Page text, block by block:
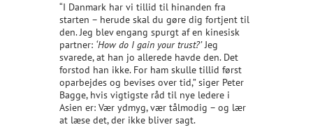
“I Danmark har vi tillid til hinanden fra
starten – herude skal du gøre dig fortjent til
den. Jeg blev engang spurgt af en kinesisk
partner: ‘How do I gain your trust?’Jeg
svarede, at han jo allerede havde den. Det
forstod han ikke. For ham skulle tillid først
oparbejdes og bevises over tid,” siger Peter
Bagge, hvis vigtigste råd til nye ledere i
Asien er: Vær ydmyg, vær tålmodig – og lær
at læse det, der ikke bliver sagt.